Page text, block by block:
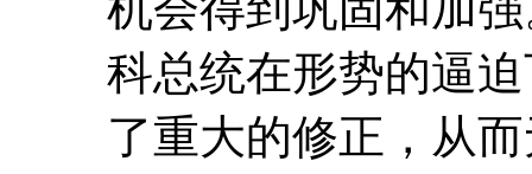
科总统在形势的逼
了重大的修正，从